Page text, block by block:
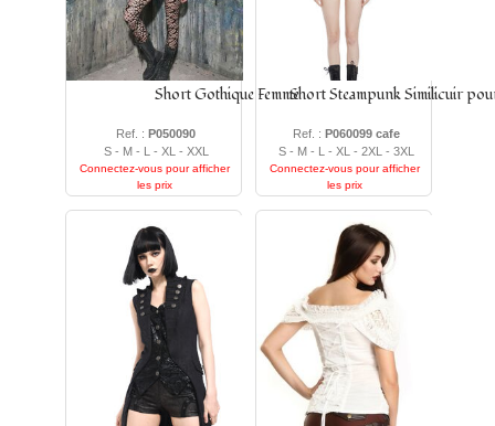
Short Gothique Femme
Ref. : P050090
S - M - L - XL - XXL
Connectez-vous pour afficher
les prix
Short Steampunk Similicuir
Ref. : P060099 cafe
S - M - L - XL - 2XL - 3XL
Connectez-vous pour afficher
les prix